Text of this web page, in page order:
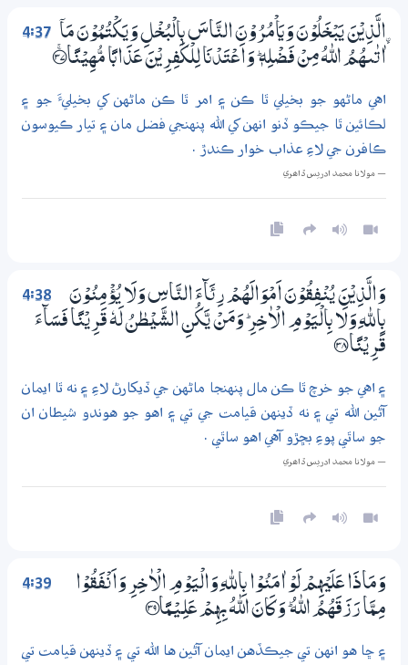
4:37
ۨالَّذِيْنَ يَبْخَلُوْنَ وَيَاْمُرُوْنَ النَّاسَ بِالْبُخْلِ وَيَكْتُمُوْنَ مَآ
اٰتٰىھُمُ اللّٰهُ مِنْ فَضْلِهٖ ۭ وَاَعْتَدْنَا لِلْكٰفِرِيْنَ عَذَابًا مُّهِيْنًا ؀ۚ37
اهي ماڻهو جو بخيلي ٿا ڪن ۽ امر ٿا ڪن ماڻهن کي بخيليءَ جو ۽
لڪائين ٿا جيڪو ڏنو انهن کي الله پنهنجي فضل مان ۽ تيار ڪيوسون
ڪافرن جي لاءِ عذاب خوار ڪندڙ .
— مولانا محمد ادريس ڏاھري
4:38
وَالَّذِيْنَ يُنْفِقُوْنَ اَمْوَالَھُمْ رِئَاۗءَ النَّاسِ وَلَا يُؤْمِنُوْنَ
بِاللّٰهِ وَلَا بِالْيَوْمِ الْاٰخِرِ ۭ وَمَنْ يَّكُنِ الشَّيْطٰنُ لَهٗ قَرِيْنًا فَسَاۗءَ
قَرِيْنًا ؀38
۽ اهي جو خرچ ٿا ڪن مال پنهنجا ماڻهن جي ڏيکارڻ لاءِ ۽ نه ٿا ايمان
آڻين الله تي ۽ نه ڏينهن قيامت جي تي ۽ اهو جو هوندو شيطان ان
جو ساٿي پوءِ بڇڙو آهي اهو ساٿي .
— مولانا محمد ادريس ڏاھري
4:39
وَمَاذَا عَلَيْهِمْ لَوْ اٰمَنُوْا بِاللّٰهِ وَالْيَوْمِ الْاٰخِرِ وَاَنْفَقُوْا
مِـمَّا رَزَقَھُمُ اللّٰهُ ۭ وَكَانَ اللّٰهُ بِهِمْ عَلِــيْـمًا ؀39
۽ ڇا هو انهن تي جيڪڏهن ايمان آڻين ها الله تي ۽ ڏينهن قيامت تي